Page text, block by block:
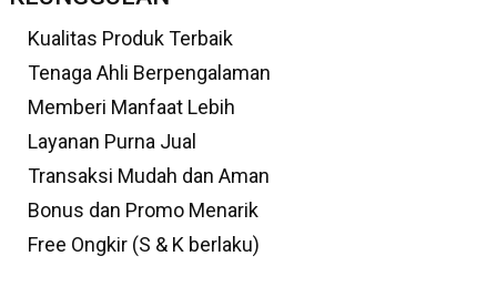
Kualitas Produk Terbaik
Tenaga Ahli Berpengalaman
Memberi Manfaat Lebih
Layanan Purna Jual
Transaksi Mudah dan Aman
Bonus dan Promo Menarik
Free Ongkir (S & K berlaku)